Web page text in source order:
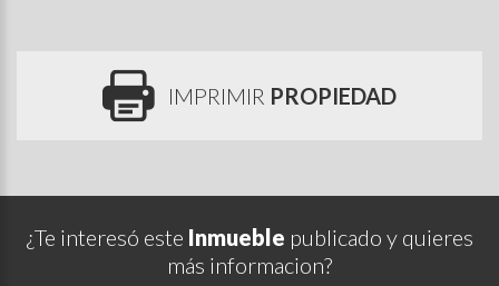
IMPRIMIR PROPIEDAD
¿Te interesó este Inmueble publicado y quieres
más informacion?